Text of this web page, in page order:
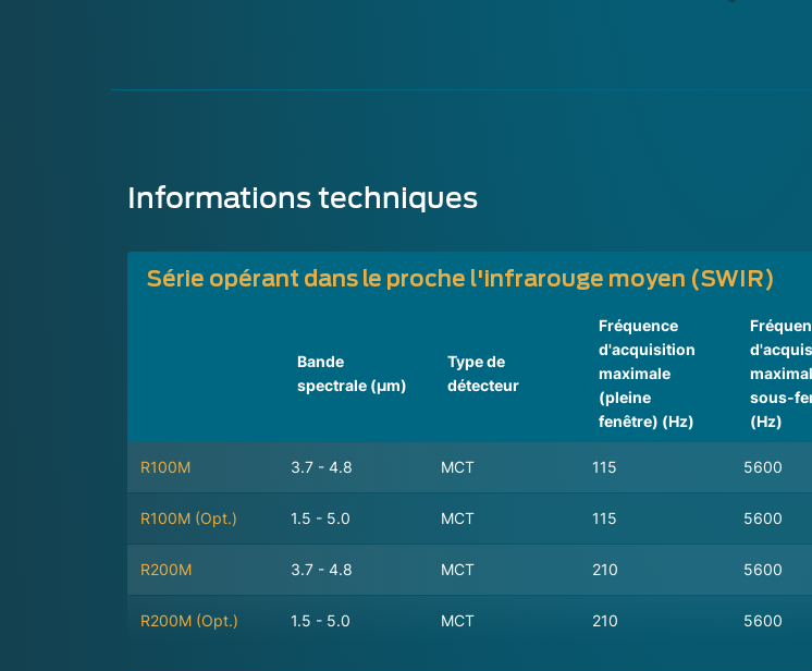
Informations techniques
Série opérant dans le proche l'infrarouge moyen (SWIR)
Bande
spectrale (µm)
Type de
détecteur
Fréquence
d'acquisition
maximale
(pleine
fenêtre) (Hz)
sous-
(Hz)
R100M 3.7 - 4.8 MCT 115 5600
R100M (Opt.) 1.5 - 5.0 MCT 115 5600
R200M 3.7 - 4.8 MCT 210 5600
R200M (Opt.) 1.5 - 5.0 MCT 210 5600